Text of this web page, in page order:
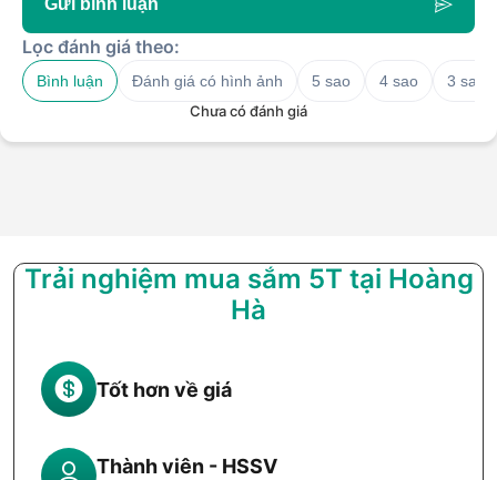
Gửi bình luận
Lọc đánh giá theo:
Bình luận Đánh giá có hình ảnh 5 sao 4 sao
3 sao
Chưa có đánh giá
Trải nghiệm mua sắm 5T tại Hoàng
Hà
Tốt hơn về giá
Thành viên - HSSV